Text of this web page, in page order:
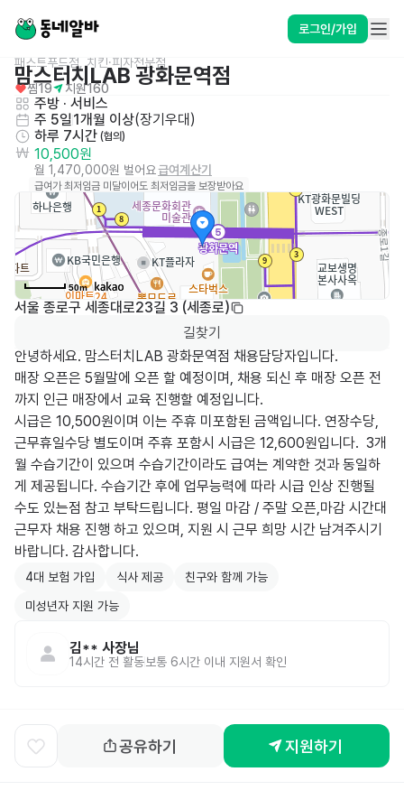
로그인/가입
패스트푸드점, 치킨·피자전문점
맘스터치LAB 광화문역점
찜19 지원160
주방 · 서비스
주 5일1개월 이상(장기우대 )
하루 7시간 (협의)
10,500원
월 1,470,000원 벌어요급여계산기
급여가 최저임금 미달이어도 최저임금을 보장받아요
50m
서울 종로구 세종대로23길 3 (세종로)
길찾기
안녕하세요. 맘스터치LAB 광화문역점 채용담당자입니다.
매장 오픈은 5월말에 오픈 할 예정이며, 채용 되신 후 매장 오픈 전
까지 인근 매장에서 교육 진행할 예정입니다.
시급은 10,500원이며 이는 주휴 미포함된 금액입니다. 연장수당,
근무휴일수당 별도이며 주휴 포함시 시급은 12,600원입니다.  3개
월 수습기간이 있으며 수습기간이라도 급여는 계약한 것과 동일하
게 제공됩니다. 수습기간 후에 업무능력에 따라 시급 인상 진행될
수도 있는점 참고 부탁드립니다. 평일 마감 / 주말 오픈,마감 시간대
근무자 채용 진행 하고 있으며, 지원 시 근무 희망 시간 남겨주시기
바랍니다. 감사합니다.
4대 보험 가입 식사 제공 친구와 함께 가능
미성년자 지원 가능
김** 사장님
14시간 전 활동보통 6시간 이내 지원서 확인
공유하기 지원하기